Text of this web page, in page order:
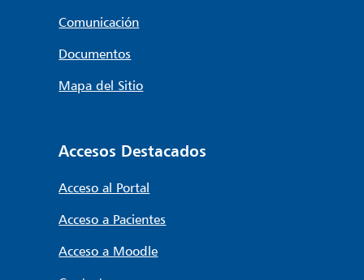
Comunicación
Documentos
Mapa del Sitio
Accesos Destacados
Acceso al Portal
Acceso a Pacientes
Acceso a Moodle